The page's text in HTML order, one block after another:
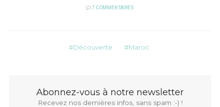
7 COMMENTAIRES
Découverte Maroc
Abonnez-vous à notre newsletter
Recevez nos dernières infos, sans spam :-) !